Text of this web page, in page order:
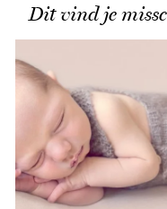
Dit vind je